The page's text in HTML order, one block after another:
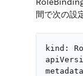
間で次の設
kind: